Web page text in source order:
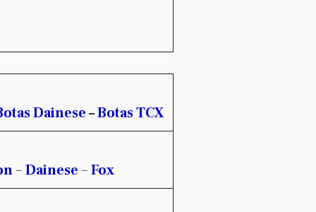
Dainese–Botas TCX
–Dainese –Fox